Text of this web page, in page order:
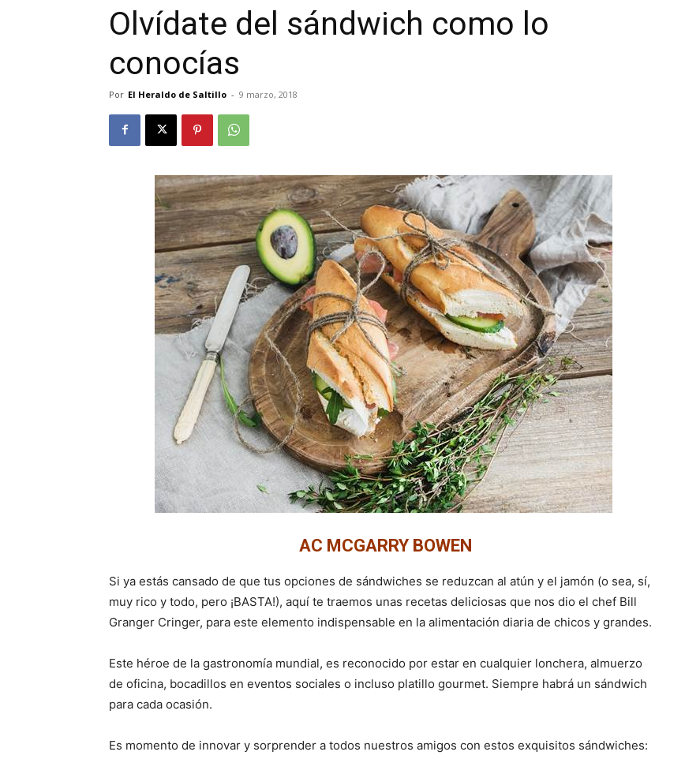
Olvídate del sándwich como lo
conocías
Por El Heraldo de Saltillo - 9 marzo, 2018
AC MCGARRY BOWEN
Si ya estás cansado de que tus opciones de sándwiches se reduzcan al atún y el jamón (o sea, sí,
muy rico y todo, pero ¡BASTA!), aquí te traemos unas recetas deliciosas que nos dio el chef Bill
Granger Cringer, para este elemento indispensable en la alimentación diaria de chicos y grandes.
Este héroe de la gastronomía mundial, es reconocido por estar en cualquier lonchera, almuerzo
de oficina, bocadillos en eventos sociales o incluso platillo gourmet. Siempre habrá un sándwich
para cada ocasión.
Es momento de innovar y sorprender a todos nuestros amigos con estos exquisitos sándwiches: